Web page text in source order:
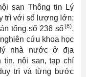
san Thông tin Lý
trì với số lượng lớn;
tổng số 236 số(6),
cứu khoa học
nhà nước ở địa
tin, nội san, tạp chí
trì và từng bước